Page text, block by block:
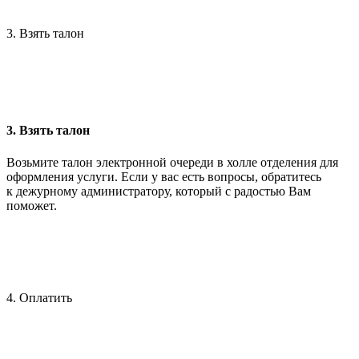
3. Взять талон
3. Взять талон
Возьмите талон электронной очереди в холле отделения для
оформления услуги. Если у вас есть вопросы, обратитесь
к дежурному администратору, который с радостью Вам
поможет.
4. Оплатить